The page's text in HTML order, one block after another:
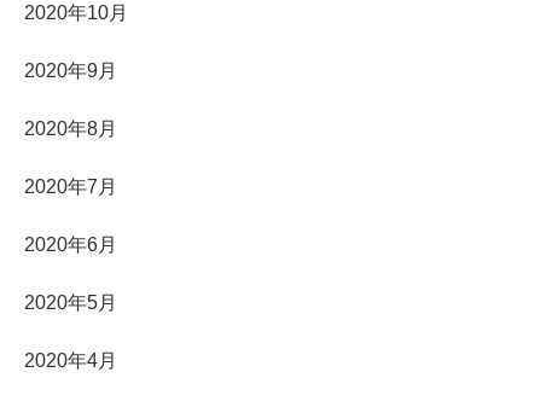
2020年10月
2020年9月
2020年8月
2020年7月
2020年6月
2020年5月
2020年4月